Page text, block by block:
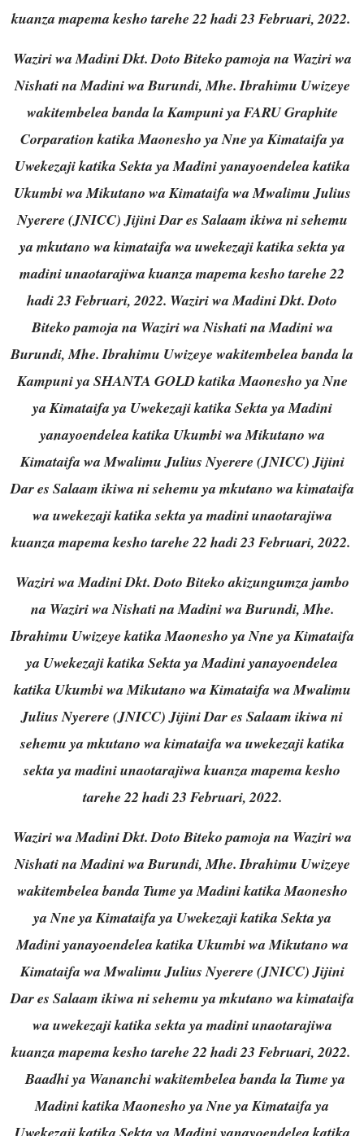
kuanza mapema kesho tarehe 22 hadi 23 Februari, 2022.
Waziri wa Madini Dkt. Doto Biteko pamoja na Waziri wa
Nishati na Madini wa Burundi, Mhe. Ibrahimu Uwizeye
wakitembelea banda la Kampuni ya FARU Graphite
Corparation katika Maonesho ya Nne ya Kimataifa ya
Uwekezaji katika Sekta ya Madini yanayoendelea katika
Ukumbi wa Mikutano wa Kimataifa wa Mwalimu Julius
Nyerere (JNICC) Jijini Dar es Salaam ikiwa ni sehemu
ya mkutano wa kimataifa wa uwekezaji katika sekta ya
madini unaotarajiwa kuanza mapema kesho tarehe 22
hadi 23 Februari, 2022. Waziri wa Madini Dkt. Doto
Biteko pamoja na Waziri wa Nishati na Madini wa
Burundi, Mhe. Ibrahimu Uwizeye wakitembelea banda la
Kampuni ya SHANTA GOLD katika Maonesho ya Nne
ya Kimataifa ya Uwekezaji katika Sekta ya Madini
yanayoendelea katika Ukumbi wa Mikutano wa
Kimataifa wa Mwalimu Julius Nyerere (JNICC) Jijini
Dar es Salaam ikiwa ni sehemu ya mkutano wa kimataifa
wa uwekezaji katika sekta ya madini unaotarajiwa
kuanza mapema kesho tarehe 22 hadi 23 Februari, 2022.
Waziri wa Madini Dkt. Doto Biteko akizungumza jambo
na Waziri wa Nishati na Madini wa Burundi, Mhe.
Ibrahimu Uwizeye katika Maonesho ya Nne ya Kimataifa
ya Uwekezaji katika Sekta ya Madini yanayoendelea
katika Ukumbi wa Mikutano wa Kimataifa wa Mwalimu
Julius Nyerere (JNICC) Jijini Dar es Salaam ikiwa ni
sehemu ya mkutano wa kimataifa wa uwekezaji katika
sekta ya madini unaotarajiwa kuanza mapema kesho
tarehe 22 hadi 23 Februari, 2022.
Waziri wa Madini Dkt. Doto Biteko pamoja na Waziri wa
Nishati na Madini wa Burundi, Mhe. Ibrahimu Uwizeye
wakitembelea banda Tume ya Madini katika Maonesho
ya Nne ya Kimataifa ya Uwekezaji katika Sekta ya
Madini yanayoendelea katika Ukumbi wa Mikutano wa
Kimataifa wa Mwalimu Julius Nyerere (JNICC) Jijini
Dar es Salaam ikiwa ni sehemu ya mkutano wa kimataifa
wa uwekezaji katika sekta ya madini unaotarajiwa
kuanza mapema kesho tarehe 22 hadi 23 Februari, 2022.
Baadhi ya Wananchi wakitembelea banda la Tume ya
Madini katika Maonesho ya Nne ya Kimataifa ya